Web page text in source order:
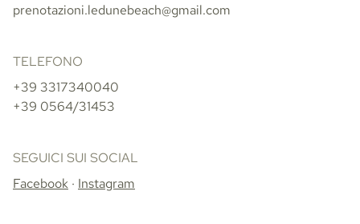
prenotazioni.ledunebeach@gmail.com
TELEFONO
+39 3317340040
+39 0564/31453
SEGUICI SUI SOCIAL
Facebook · Instagram